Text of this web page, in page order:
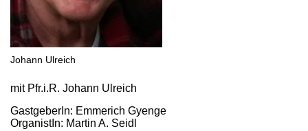
Johann Ulreich
mit Pfr.i.R. Johann Ulreich
GastgeberIn: Emmerich Gyenge
OrganistIn: Martin A. Seidl